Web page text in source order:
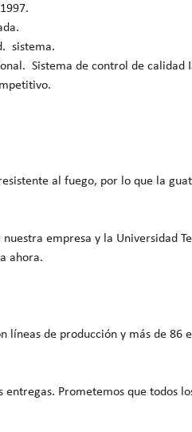
sistema.
Sistema de control de calidad
al fuego, por lo que la
empresa y la Universidad
ahora.
de producción y más de 86
Prometemos que todos